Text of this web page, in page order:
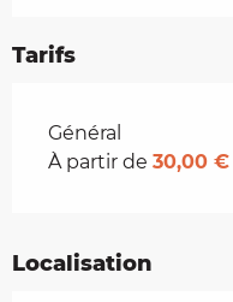
Tarifs
Tarifs 2026
Général
À partir de 30,00 €
Localisation